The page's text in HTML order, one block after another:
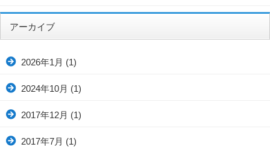
アーカイブ
2026年1月 (1)
2024年10月 (1)
2017年12月 (1)
2017年7月 (1)